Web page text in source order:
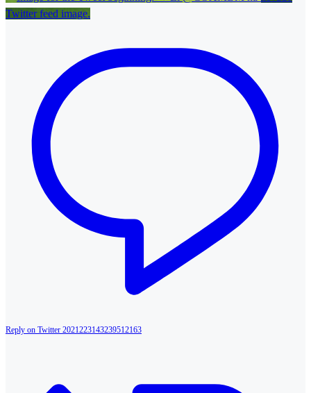
Twitter feed image.
Reply on Twitter 2021223143239512163